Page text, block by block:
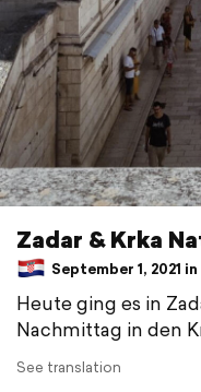
Zadar & Krka
September 1, 2021
Heute ging es in
Nachmittag in den
See translation